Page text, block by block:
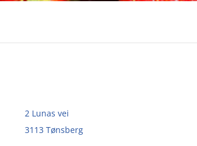
2 Lunas vei
3113 Tønsberg